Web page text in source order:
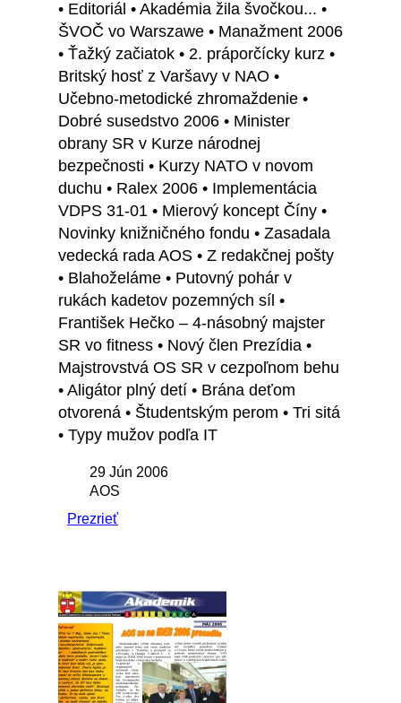
• Editoriál • Akadémia žila švočkou... •
ŠVOČ vo Warszawe • Manažment 2006
• Ťažký začiatok • 2. práporčícky kurz •
Britský hosť z Varšavy v NAO •
Učebno-metodické zhromaždenie •
Dobré susedstvo 2006 • Minister
obrany SR v Kurze národnej
bezpečnosti • Kurzy NATO v novom
duchu • Ralex 2006 • Implementácia
VDPS 31-01 • Mierový koncept Číny •
Novinky knižničného fondu • Zasadala
vedecká rada AOS • Z redakčnej pošty
• Blahoželáme • Putovný pohár v
rukách kadetov pozemných síl •
František Hečko – 4-násobný majster
SR vo fitness • Nový člen Prezídia •
Majstrovstvá OS SR v cezpoľnom behu
• Aligátor plný detí • Brána deťom
otvorená • Študentským perom • Tri sitá
• Typy mužov podľa IT
29 Jún 2006
AOS
Prezrieť